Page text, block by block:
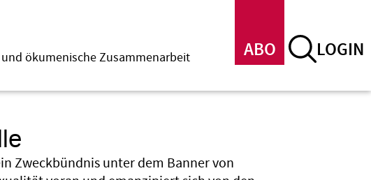
ABO LOGIN
ökumenische Zusammenarbeit
Zweckbündnis unter dem Banner von